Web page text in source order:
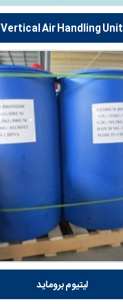
Vertical Air Handling Unit
لیتیوم بروماید